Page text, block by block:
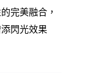
完美融合，
閃光效果